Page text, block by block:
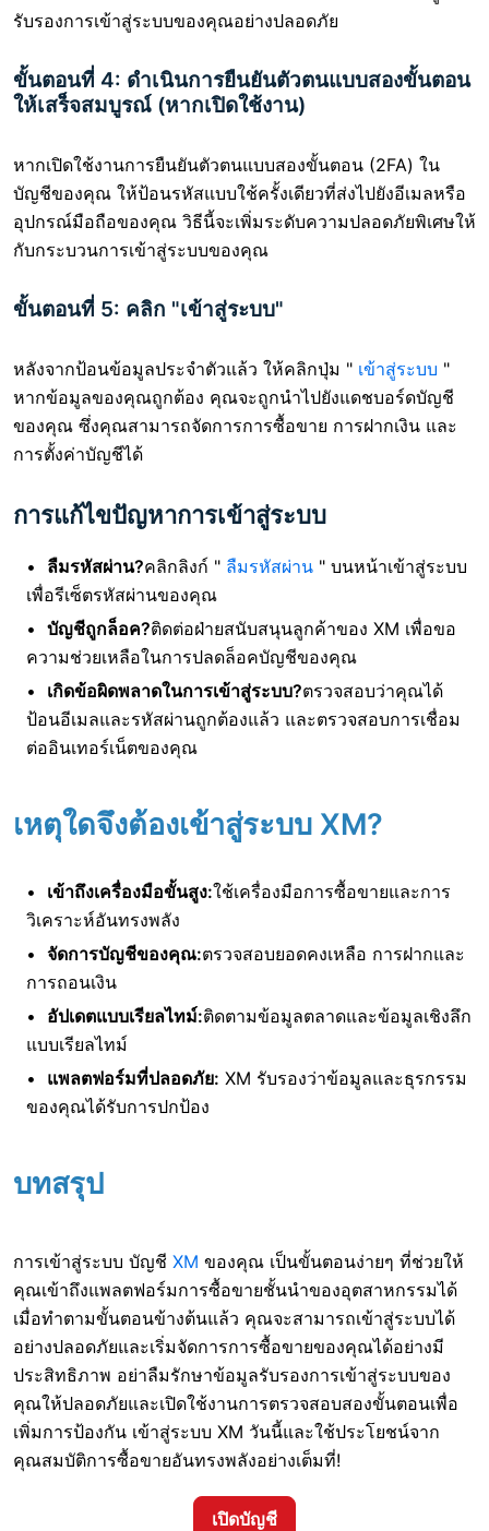
รับรองการเข้าสู่ระบบของคุณอย่างปลอดภัย
ขั้นตอนที่ 4: ดำเนินการยืนยันตัวตนแบบสองขั้นตอน
ให้เสร็จสมบูรณ์ (หากเปิดใช้งาน)
หากเปิดใช้งานการยืนยันตัวตนแบบสองขั้นตอน (2FA) ใน
บัญชีของคุณ ให้ป้อนรหัสแบบใช้ครั้งเดียวที่ส่งไปยังอีเมลหรือ
อุปกรณ์มือถือของคุณ วิธีนี้จะเพิ่มระดับความปลอดภัยพิเศษให้
กับกระบวนการเข้าสู่ระบบของคุณ
ขั้นตอนที่ 5: คลิก "เข้าสู่ระบบ"
หลังจากป้อนข้อมูลประจำตัวแล้ว ให้คลิกปุ่ม " เข้าสู่ระบบ "
หากข้อมูลของคุณถูกต้อง คุณจะถูกนำไปยังแดชบอร์ดบัญชี
ของคุณ ซึ่งคุณสามารถจัดการการซื้อขาย การฝากเงิน และ
การตั้งค่าบัญชีได้
การแก้ไขปัญหาการเข้าสู่ระบบ
ลืมรหัสผ่าน?คลิกลิงก์ " ลืมรหัสผ่าน " บนหน้าเข้าสู่ระบบ
เพื่อรีเซ็ตรหัสผ่านของคุณ
บัญชีถูกล็อค?ติดต่อฝ่ายสนับสนุนลูกค้าของ XM เพื่อขอ
ความช่วยเหลือในการปลดล็อคบัญชีของคุณ
เกิดข้อผิดพลาดในการเข้าสู่ระบบ?ตรวจสอบว่าคุณได้
ป้อนอีเมลและรหัสผ่านถูกต้องแล้ว และตรวจสอบการเชื่อม
ต่ออินเทอร์เน็ตของคุณ
เหตุใดจึงต้องเข้าสู่ระบบ XM?
เข้าถึงเครื่องมือขั้นสูง:ใช้เครื่องมือการซื้อขายและการ
วิเคราะห์อันทรงพลัง
จัดการบัญชีของคุณ:ตรวจสอบยอดคงเหลือ การฝากและ
การถอนเงิน
อัปเดตแบบเรียลไทม์:ติดตามข้อมูลตลาดและข้อมูลเชิงลึก
แบบเรียลไทม์
แพลตฟอร์มที่ปลอดภัย: XM รับรองว่าข้อมูลและธุรกรรม
ของคุณได้รับการปกป้อง
บทสรุป
การเข้าสู่ระบบ บัญชี XM ของคุณ เป็นขั้นตอนง่ายๆ ที่ช่วยให้
คุณเข้าถึงแพลตฟอร์มการซื้อขายชั้นนำของอุตสาหกรรมได้
เมื่อทำตามขั้นตอนข้างต้นแล้ว คุณจะสามารถเข้าสู่ระบบได้
อย่างปลอดภัยและเริ่มจัดการการซื้อขายของคุณได้อย่างมี
ประสิทธิภาพ อย่าลืมรักษาข้อมูลรับรองการเข้าสู่ระบบของ
คุณให้ปลอดภัยและเปิดใช้งานการตรวจสอบสองขั้นตอนเพื่อ
เพิ่มการป้องกัน เข้าสู่ระบบ XM วันนี้และใช้ประโยชน์จาก
คุณสมบัติการซื้อขายอันทรงพลังอย่างเต็มที่!
เปิดบัญชี